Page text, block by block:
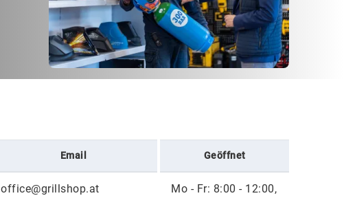
Email Geöffnet
office@grillshop.at
Mo - Fr: 8:00 - 12:00,